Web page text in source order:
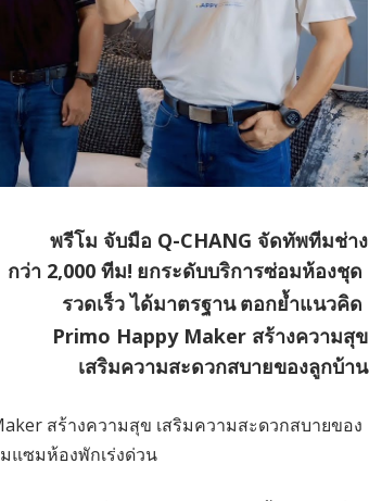
พรีโม จับมือ Q-CHANG จัดทัพทีมช่าง
กว่า 2,000 ทีม! ยกระดับบริการซ่อมห้องชุด
รวดเร็ว ได้มาตรฐาน ตอกย้ำแนวคิด
Primo Happy Maker สร้างความสุข
เสริมความสะดวกสบายของลูกบ้าน
สร้างความสุข เสริมความสะดวกสบายของ
ซมห้องพักเร่งด่วน